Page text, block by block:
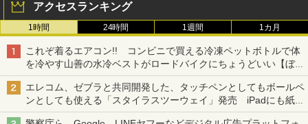
アクセスランキング
1時間 24時間 1週間 1カ月
これぞ着るエアコン!! コンビニで買える冷凍ペットボトルで体
を冷やす山善の水冷ベストがロードバイクにちょうどいい【ぼっ
ち・ざ・ろーど！その14】【空いた時間でなにしてる？】
エレコム、ゼブラと共同開発した、タッチペンとしてもボールペ
ンとしても使える「スタイラスツーウェイ」発売 iPadにも紙に
も、持ち替えずに書き込める